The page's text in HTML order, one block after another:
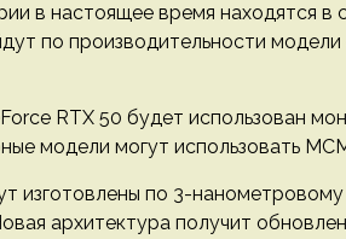
в настоящее время находятся в
по производительности модели
RTX 50 будет использован
модели могут использовать
изготовлены по 3-
архитектура получит